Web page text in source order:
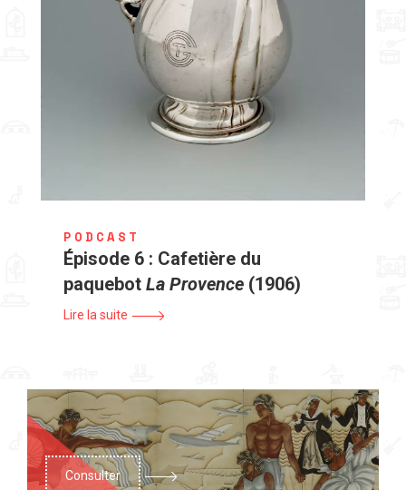
PODCAST
Épisode 6 : Cafetière du
paquebot La Provence (1906)
Lire la suite
Consulter